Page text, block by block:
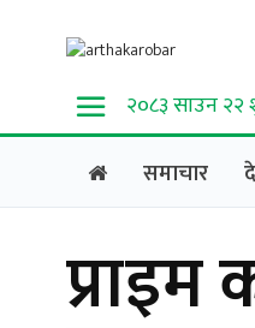
२०८३ साउन २२
समाचार